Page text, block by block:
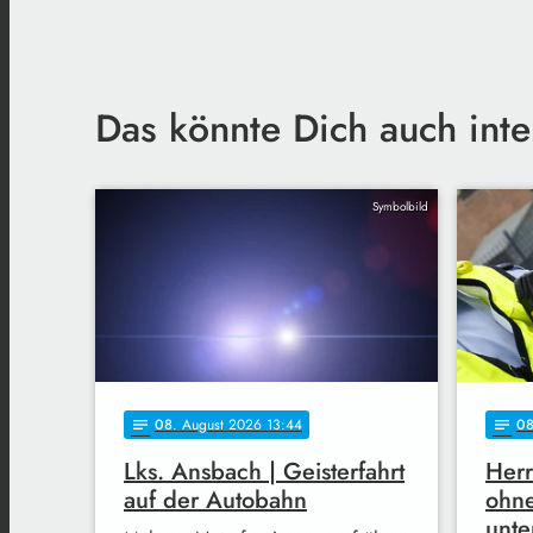
Das könnte Dich auch
Symbolbild
notes 08. August 2026 13:44
Lks. Ansbach | Geisterfahrt
auf der Autobahn
notes 08